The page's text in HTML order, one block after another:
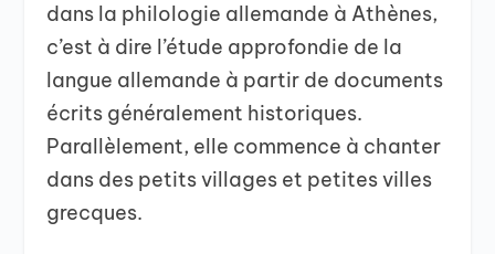
dans la philologie allemande à Athènes,
c’est à dire l’étude approfondie de la
langue allemande à partir de documents
écrits généralement historiques.
Parallèlement, elle commence à chanter
dans des petits villages et petites villes
grecques.